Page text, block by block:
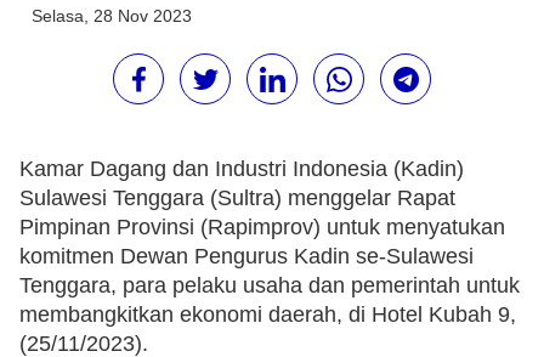
Selasa, 28 Nov 2023
Kamar Dagang dan Industri Indonesia (Kadin)
Sulawesi Tenggara (Sultra) menggelar Rapat
Pimpinan Provinsi (Rapimprov) untuk menyatukan
komitmen Dewan Pengurus Kadin se-Sulawesi
Tenggara, para pelaku usaha dan pemerintah untuk
membangkitkan ekonomi daerah, di Hotel Kubah 9,
(25/11/2023).